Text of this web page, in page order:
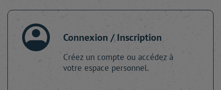
Connexion / Inscription
Créez un compte ou accédez à
votre espace personnel.